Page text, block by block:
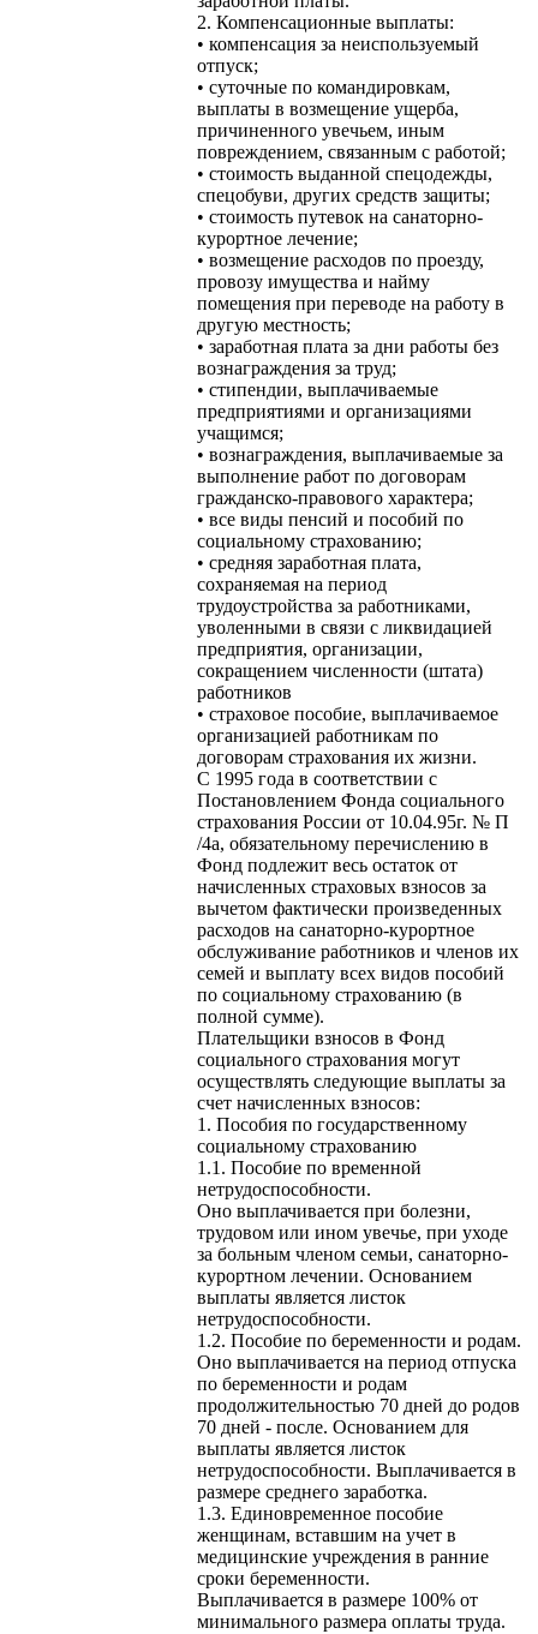
2. Компенсационные выплаты:
• компенсация за неиспользуемый
отпуск;
• суточные по командировкам,
выплаты в возмещение ущерба,
причиненного увечьем, иным
повреждением, связанным с работой;
• стоимость выданной спецодежды,
спецобуви, других средств защиты;
• стоимость путевок на санаторно-
курортное лечение;
• возмещение расходов по проезду,
провозу имущества и найму
помещения при переводе на работу в
другую местность;
• заработная плата за дни работы без
вознаграждения за труд;
• стипендии, выплачиваемые
предприятиями и организациями
учащимся;
• вознаграждения, выплачиваемые за
выполнение работ по договорам
гражданско-правового характера;
• все виды пенсий и пособий по
социальному страхованию;
• средняя заработная плата,
сохраняемая на период
трудоустройства за работниками,
уволенными в связи с ликвидацией
предприятия, организации,
сокращением численности (штата)
работников
• страховое пособие, выплачиваемое
организацией работникам по
договорам страхования их жизни.
С 1995 года в соответствии с
Постановлением Фонда социального
страхования России от 10.04.95г. № П
/4а, обязательному перечислению в
Фонд подлежит весь остаток от
начисленных страховых взносов за
вычетом фактически произведенных
расходов на санаторно-курортное
обслуживание работников и членов их
семей и выплату всех видов пособий
по социальному страхованию (в
полной сумме).
Плательщики взносов в Фонд
социального страхования могут
осуществлять следующие выплаты за
счет начисленных взносов:
1. Пособия по государственному
социальному страхованию
1.1. Пособие по временной
нетрудоспособности.
Оно выплачивается при болезни,
трудовом или ином увечье, при уходе
за больным членом семьи, санаторно-
курортном лечении. Основанием
выплаты является листок
нетрудоспособности.
1.2. Пособие по беременности и родам.
Оно выплачивается на период отпуска
по беременности и родам
продолжительностью 70 дней до родов
70 дней - после. Основанием для
выплаты является листок
нетрудоспособности. Выплачивается в
размере среднего заработка.
1.3. Единовременное пособие
женщинам, вставшим на учет в
медицинские учреждения в ранние
сроки беременности.
Выплачивается в размере 100% от
минимального размера оплаты труда.